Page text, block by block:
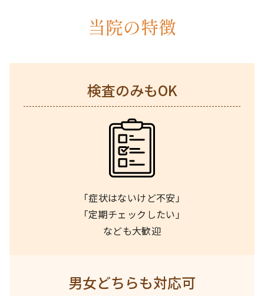
当院の特徴
検査のみもOK
「症状はないけど不安」
「定期チェックしたい」
なども大歓迎
男女どちらも対応可